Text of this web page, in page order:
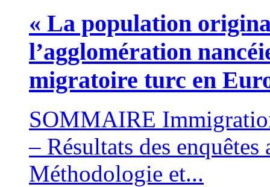
« La population
l’agglomération
migratoire turc en
SOMMAIRE
– Résultats des
Méthodologie et...